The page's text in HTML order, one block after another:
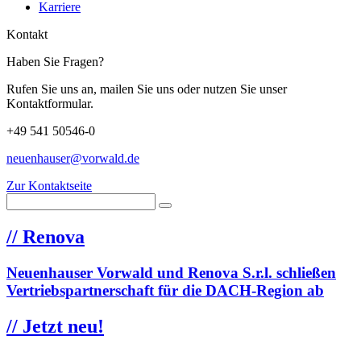
Karriere
Kontakt
Haben Sie Fragen?
Rufen Sie uns an, mailen Sie uns oder nutzen Sie unser
Kontaktformular.
+49 541 50546-0
neuenhauser@vorwald.de
Zur Kontaktseite
// Renova
Neuenhauser Vorwald und Renova S.r.l. schließen
Vertriebspartnerschaft für die DACH-Region ab
// Jetzt neu!